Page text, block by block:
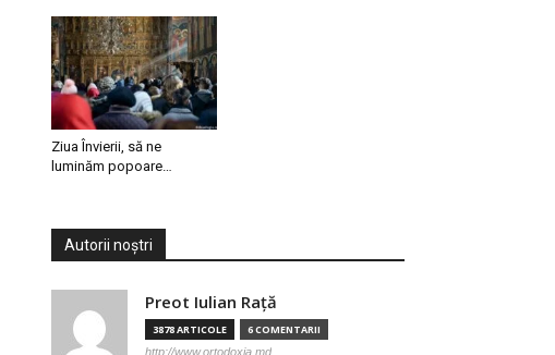
Ziua Învierii, să ne
luminăm popoare…
Autorii noștri
Preot Iulian Raţă
3878 ARTICOLE 6 COMENTARII
http://www.ortodoxia.md